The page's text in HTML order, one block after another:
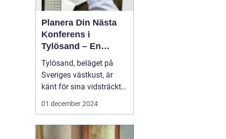
Planera Din Nästa
Konferens i
Tylösand – En
Oslagbar
Upplevelse
Tylösand, beläget på
Sveriges västkust, är
känt för sina vidsträckta
stränder, idylliska natur
semesterfirare. Men
01 december 2024